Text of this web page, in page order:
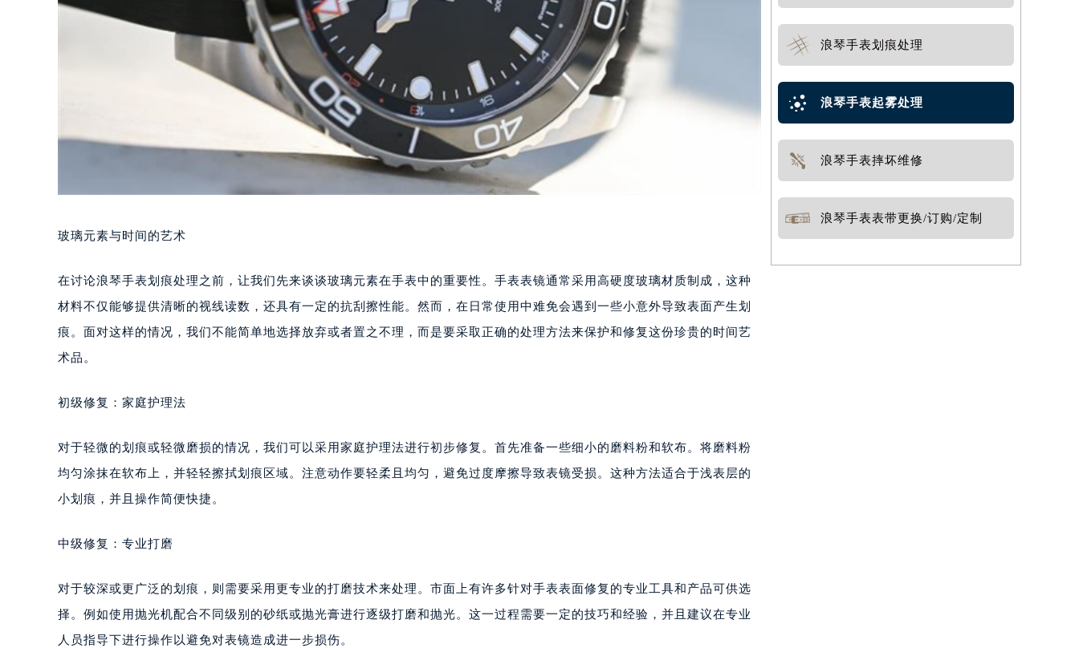
玻璃元素与时间的艺术
在讨论浪琴手表划痕处理之前，让我们先来谈谈玻璃元素在手表中的重要性。手表表镜通常采用高硬度玻璃材质制成，这种
材料不仅能够提供清晰的视线读数，还具有一定的抗刮擦性能。然而，在日常使用中难免会遇到一些小意外导致表面产生划
痕。面对这样的情况，我们不能简单地选择放弃或者置之不理，而是要采取正确的处理方法来保护和修复这份珍贵的时间艺
术品。
初级修复：家庭护理法
对于轻微的划痕或轻微磨损的情况，我们可以采用家庭护理法进行初步修复。首先准备一些细小的磨料粉和软布。将磨料粉
均匀涂抹在软布上，并轻轻擦拭划痕区域。注意动作要轻柔且均匀，避免过度摩擦导致表镜受损。这种方法适合于浅表层的
小划痕，并且操作简便快捷。
中级修复：专业打磨
对于较深或更广泛的划痕，则需要采用更专业的打磨技术来处理。市面上有许多针对手表表面修复的专业工具和产品可供选
择。例如使用抛光机配合不同级别的砂纸或抛光膏进行逐级打磨和抛光。这一过程需要一定的技巧和经验，并且建议在专业
人员指导下进行操作以避免对表镜造成进一步损伤。
浪琴手表划痕处理
浪琴手表起雾处理
浪琴手表摔坏维修
浪琴手表表带更换/订购/定制